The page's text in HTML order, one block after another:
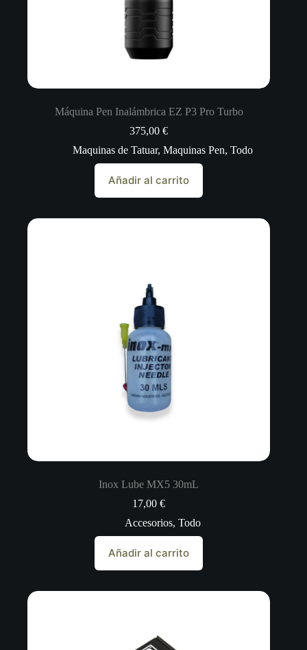
Máquina Pen Inalámbrica EZ P3 Pro Turbo
375,00€
Maquinas de Tatuar, Maquinas Pen, Todo
Añadir al carrito
Inox Lube MX5 30mL
17,00€
Accesorios, Todo
Añadir al carrito